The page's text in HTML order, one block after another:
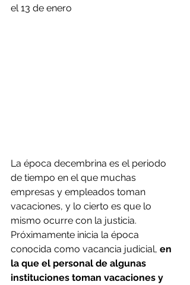
el 13 de enero
La época decembrina es el periodo
de tiempo en el que muchas
empresas y empleados toman
vacaciones, y lo cierto es que lo
mismo ocurre con la justicia.
Próximamente inicia la época
conocida como vacancia judicial, en
la que el personal de algunas
instituciones toman vacaciones y